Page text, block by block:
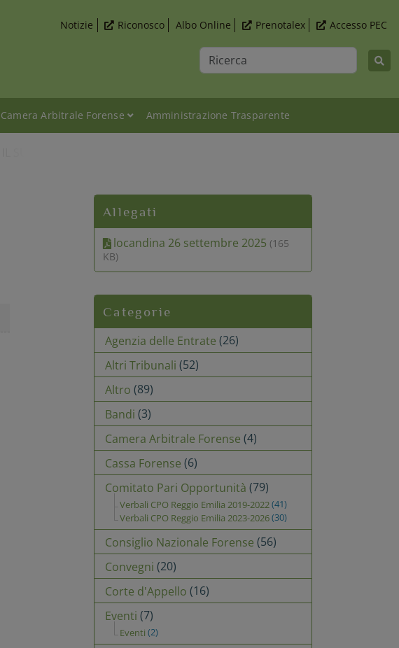
Ricerca
Notizie Riconosco Albo Online Prenotalex Accesso PEC
Camera Arbitrale Forense Amministrazione Trasparente
Allegati
locandina 26 settembre 2025 (165
KB)
Categorie
Agenzia delle Entrate (26)
Altri Tribunali (52)
Altro (89)
Bandi (3)
Camera Arbitrale Forense (4)
Cassa Forense (6)
Comitato Pari Opportunità (79)
Verbali CPO Reggio Emilia 2019-2022(41)
Verbali CPO Reggio Emilia 2023-2026(30)
Consiglio Nazionale Forense (56)
Convegni (20)
Corte d'Appello (16)
Eventi (7)
Eventi (2)